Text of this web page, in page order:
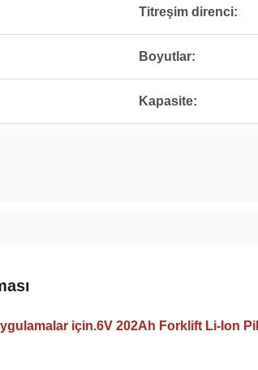
Titreşim direnci:
Boyutlar:
Kapasite:
için.6V 202Ah Forklift Li-Ion Pil